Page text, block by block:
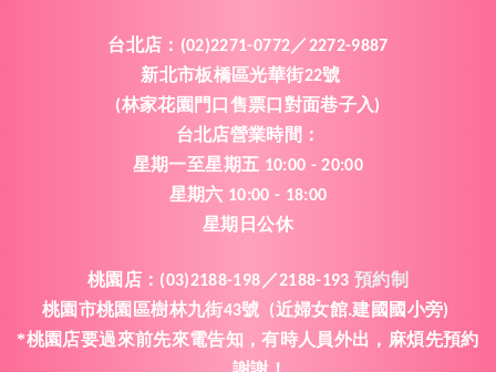
台北店： (02)2271-0772／2272-9887
新北市板橋區光華街22號
(林家花園門口售票口對面巷子入)
台北店營業時間 ：
星期一至星期五 10:00 - 20:00
星期六 10:00 - 18:00
星期日公休
桃園店： (03)2188-198／2188-193 預約制
桃園市桃園區樹林九街43號 (近婦女館.建國國小旁)
*桃園店要過來前先來電告知 ，有時人員外出 ， 麻煩先預約